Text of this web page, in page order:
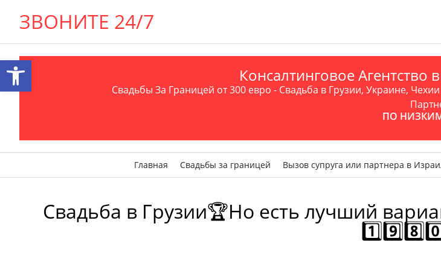
ЗВОНИТЕ 24/7
Консалтинговое Агентство
Свадьбы За Границей от 300 евро - Свадьба в Грузии, Украине,
ПО
Главная Свадьбы за границей Вызов супруга или партнера в
Свадьба в Грузии🏆Но есть лучший
Открыть панель инструментов